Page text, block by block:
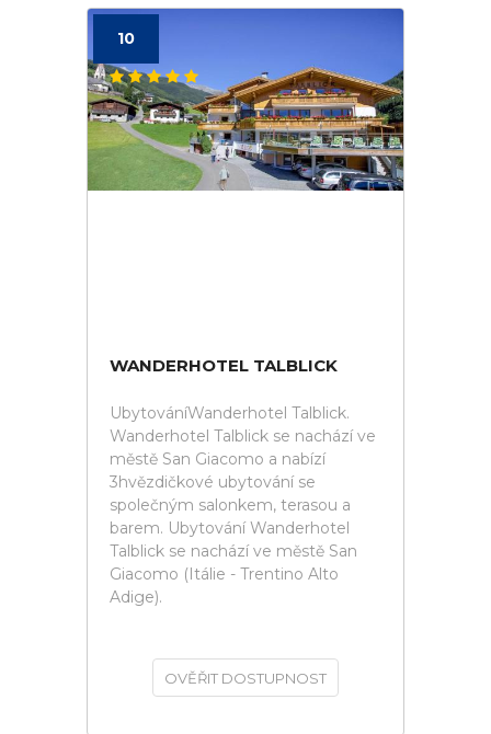
10
WANDERHOTEL TALBLICK
UbytováníWanderhotel Talblick.
Wanderhotel Talblick se nachází ve
městě San Giacomo a nabízí
3hvězdičkové ubytování se
společným salonkem, terasou a
barem. Ubytování Wanderhotel
Talblick se nachází ve městě San
Giacomo (Itálie - Trentino Alto
Adige).
OVĚŘIT DOSTUPNOST